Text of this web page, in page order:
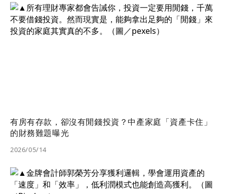
有房有存款，卻沒有閒錢投資？中產家庭「資產卡住」
的財務難題曝光
2026/05/14